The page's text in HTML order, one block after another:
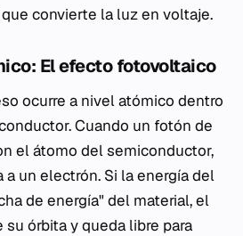
convierte la luz en voltaje.
El efecto fotovoltaico
ocurre a nivel atómico dentro
Cuando un fotón de
el átomo del semiconductor,
a un electrón. Si la energía del
de energía" del material, el
órbita y queda libre para